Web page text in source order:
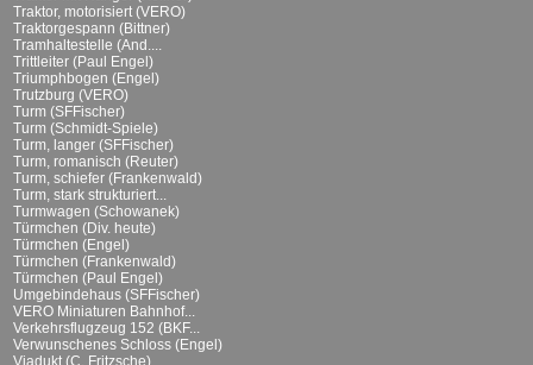
Traktor, motorisiert (VERO)
Traktorgespann (Bittner)
Tramhaltestelle (And....
Trittleiter (Paul Engel)
Triumphbogen (Engel)
Trutzburg (VERO)
Turm (SFFischer)
Turm (Schmidt-Spiele)
Turm, langer (SFFischer)
Turm, romanisch (Reuter)
Turm, schiefer (Frankenwald)
Turm, stark strukturiert...
Turmwagen (Schowanek)
Türmchen (Div. heute)
Türmchen (Engel)
Türmchen (Frankenwald)
Türmchen (Paul Engel)
Umgebindehaus (SFFischer)
VERO Miniaturen Bahnhof...
Verkehrsflugzeug 152 (BKF...
Verwunschenes Schloss (Engel)
Viadukt (C. Fritzsche)